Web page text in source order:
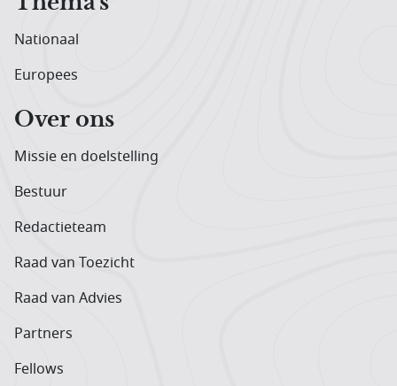
Nationaal
Europees
Over ons
Missie en doelstelling
Bestuur
Redactieteam
Raad van Toezicht
Raad van Advies
Partners
Fellows